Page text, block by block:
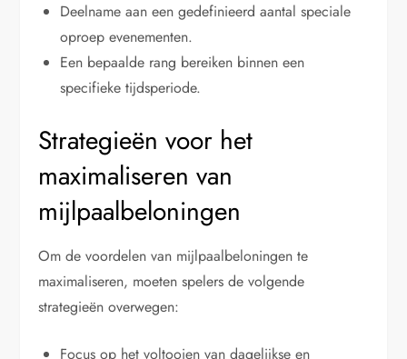
Deelname aan een gedefinieerd aantal speciale
oproep evenementen.
Een bepaalde rang bereiken binnen een
specifieke tijdsperiode.
Strategieën voor het
maximaliseren van
mijlpaalbeloningen
Om de voordelen van mijlpaalbeloningen te
maximaliseren, moeten spelers de volgende
strategieën overwegen:
Focus op het voltooien van dagelijkse en